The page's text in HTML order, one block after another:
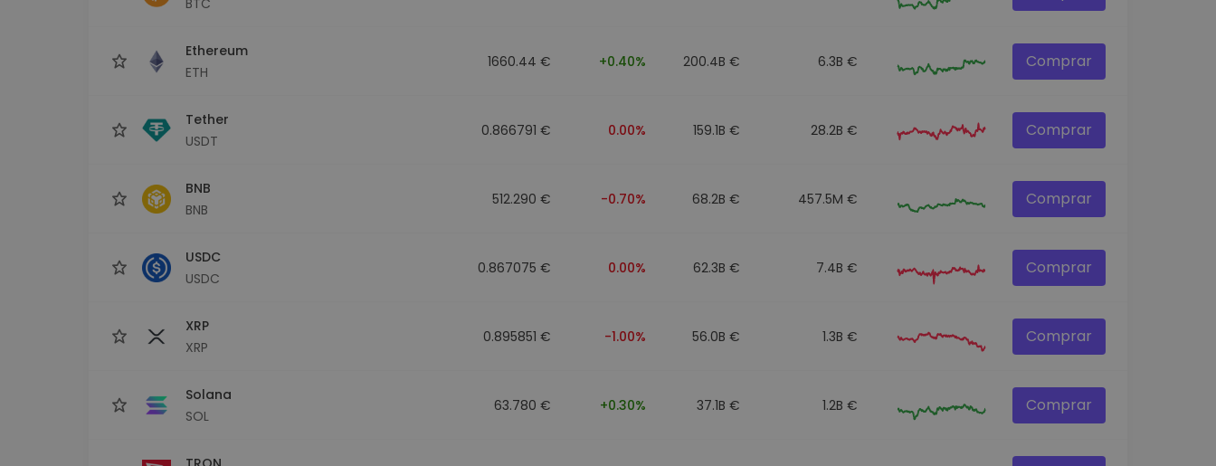
Ethereum
ETH
1660.44 € +0.40% 200.4B € 6.3B € Comprar
Tether
USDT
0.866791 € 0.00% 159.1B € 28.2B € Comprar
BNB
BNB
512.290 € -0.70% 68.2B € 457.5M € Comprar
USDC
USDC
0.867075 € 0.00% 62.3B € 7.4B € Comprar
XRP
XRP
0.895851 € -1.00% 56.0B € 1.3B € Comprar
Solana
SOL
63.780 € +0.30% 37.1B € 1.2B € Comprar